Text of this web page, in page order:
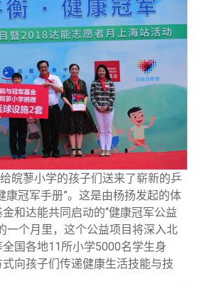
制度法规
皖蓼小学的孩子们送来了崭新的乒
康冠军手册”。这是由杨扬发起的体
和达能共同启动的“健康冠军公益
一个月里，这个公益项目将深入北
国各地11所小学5000名学生身
向孩子们传递健康生活技能与技